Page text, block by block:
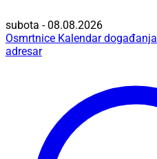
subota - 08.08.2026
Osmrtnice Kalendar događanja
adresar